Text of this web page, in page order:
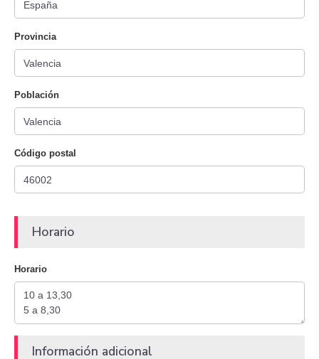
Provincia
Población
Código postal
Horario
Horario
Información adicional